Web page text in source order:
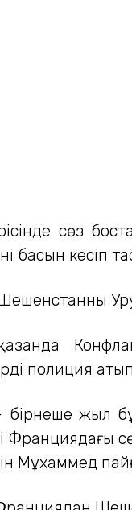
сөз
басын
полиция атып
бірнеше жыл
Франциядағы
Мұхаммед